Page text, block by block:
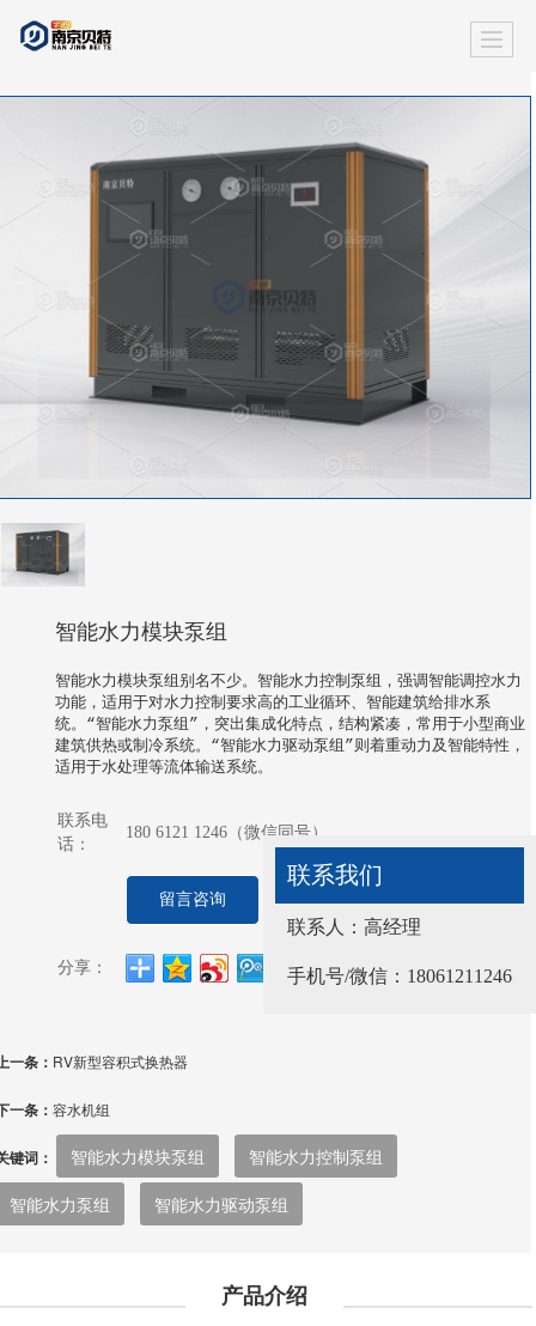
智能水力模块泵组
智能水力模块泵组别名不少。智能水力控制泵组，强调智能调控水力
功能，适用于对水力控制要求高的工业循环、智能建筑给排水系
统。“智能水力泵组”，突出集成化特点，结构紧凑，常用于小型商业
建筑供热或制冷系统。“智能水力驱动泵组”则着重动力及智能特性，
适用于水处理等流体输送系统。
联系电
话：
180 6121 1246（微信同号）
留言咨询
分享：
一条： RV新型容积式换热器
一条： 容水机组
键词： 智能水力模块泵组
智能水力控制泵组
智能水力泵组
智能水力驱动泵组
产品介绍
联系我们
联系人：高经理
手机号/微信：18112981903
联系我们
联系人：高经理
手机号/微信：18061211246